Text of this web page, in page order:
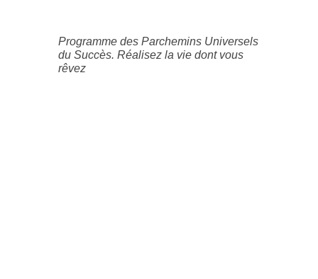
Programme des Parchemins Universels
du Succès. Réalisez la vie dont vous
rêvez